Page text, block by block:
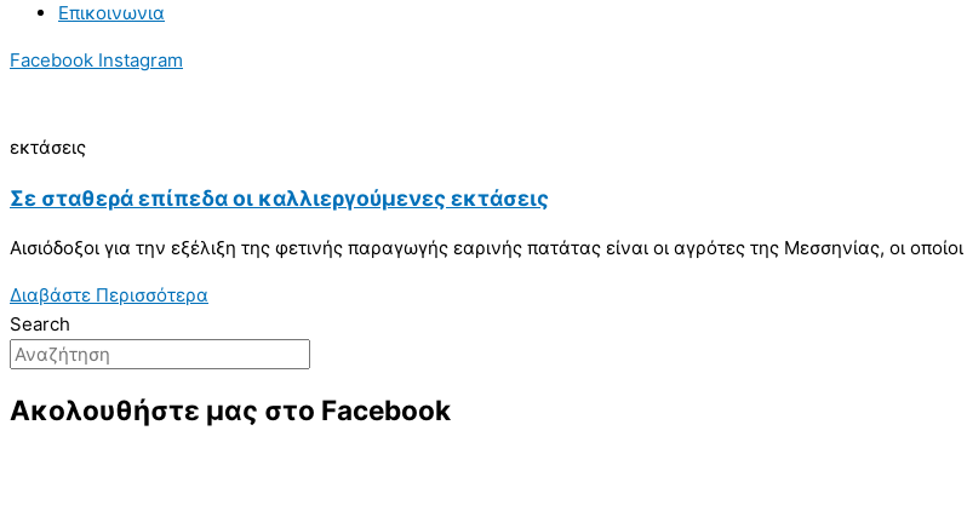
Επικοινωνια
Facebook Instagram
εκτάσεις
Σε σταθερά επίπεδα οι καλλιεργούμενες εκτάσεις
Αισιόδοξοι για την εξέλιξη της φετινής παραγωγής εαρινής πατάτας είναι οι αγρότες της Μεσσηνίας, οι
Διαβάστε Περισσότερα
Search
Ακολουθήστε μας στο Facebook